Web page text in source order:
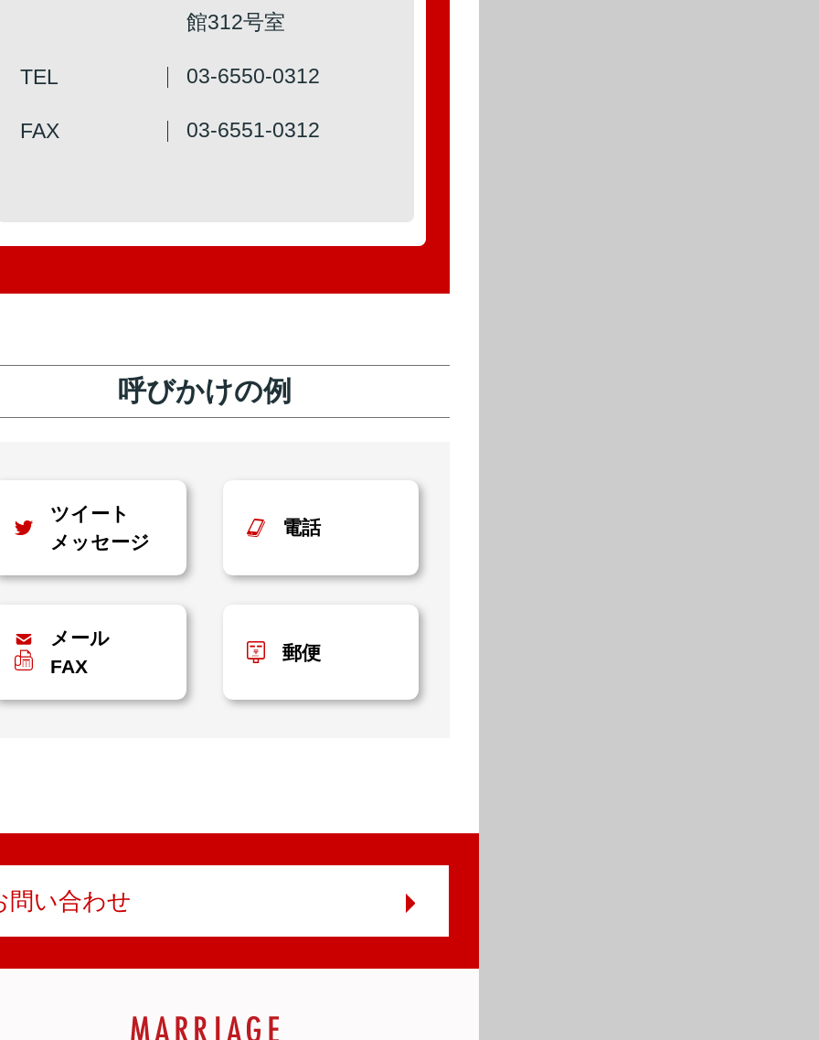
代理出席（秘書）
第1回 詳細はこちら
館312号室
TEL 03-6550-0312
FAX 03-6551-0312
呼びかけの例
ツイート
メッセージ
電話
メール
FAX
郵便
問い合わせ